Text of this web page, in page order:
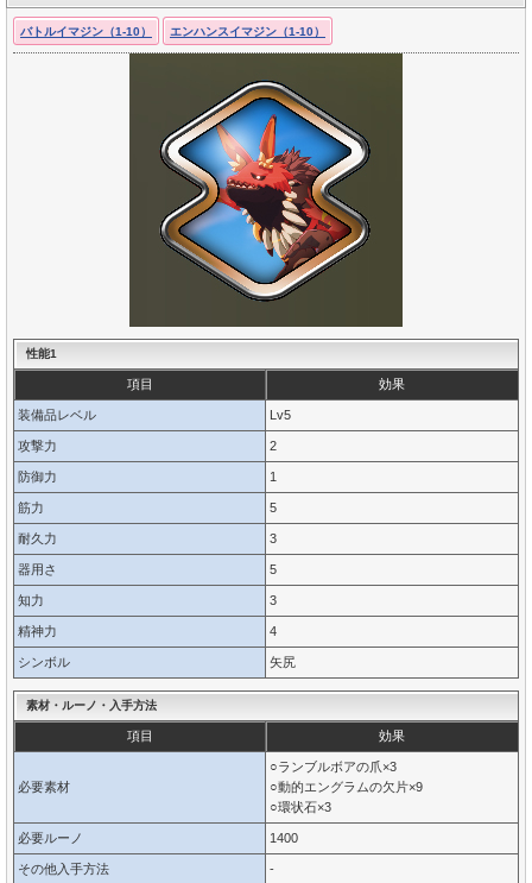
バトルイマジン（1-10） エンハンスイマジン（1-10）
性能1
項目 効果
装備品レベル Lv5
攻撃力 2
防御力 1
筋力 5
耐久力 3
器用さ 5
知力 3
精神力 4
シンボル 矢尻
素材・ルーノ・入手方法
項目 効果
必要素材
○ランブルボアの爪×3
○動的エングラムの欠片×9
○環状石×3
必要ルーノ 1400
その他入手方法 -